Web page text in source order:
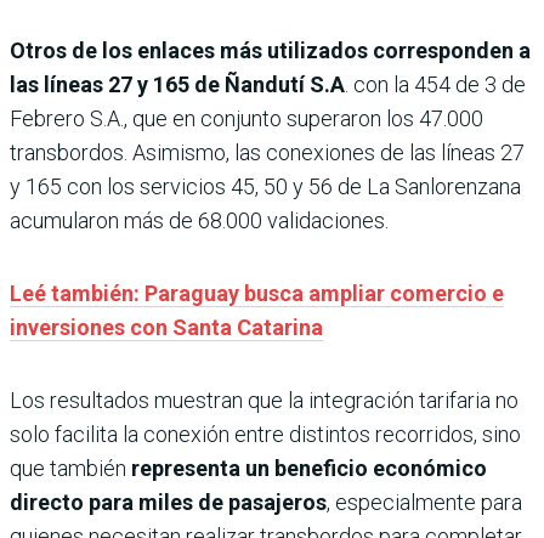
Otros de los enlaces más utilizados corresponden a
las líneas 27 y 165 de Ñandutí S.A. con la 454 de 3 de
Febrero S.A., que en conjunto superaron los 47.000
transbordos. Asimismo, las conexiones de las líneas 27
y 165 con los servicios 45, 50 y 56 de La Sanlorenzana
acumularon más de 68.000 validaciones.
Leé también: Paraguay busca ampliar comercio e
inversiones con Santa Catarina
Los resultados muestran que la integración tarifaria no
solo facilita la conexión entre distintos recorridos, sino
que también representa un beneficio económico
directo para miles de pasajeros, especialmente para